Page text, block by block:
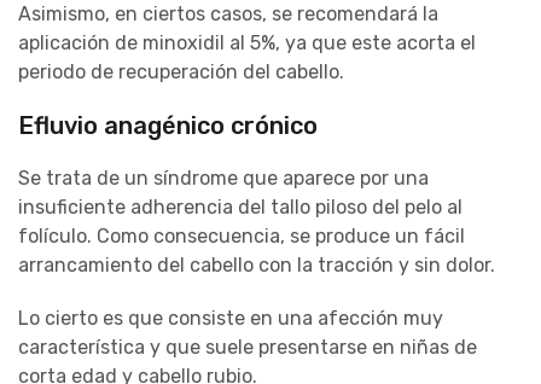
Asimismo, en ciertos casos, se recomendará la
aplicación de minoxidil al 5%, ya que este acorta el
periodo de recuperación del cabello.
Efluvio anagénico crónico
Se trata de un síndrome que aparece por una
insuficiente adherencia del tallo piloso del pelo al
folículo. Como consecuencia, se produce un fácil
arrancamiento del cabello con la tracción y sin dolor.
Lo cierto es que consiste en una afección muy
característica y que suele presentarse en niñas de
corta edad y cabello rubio.